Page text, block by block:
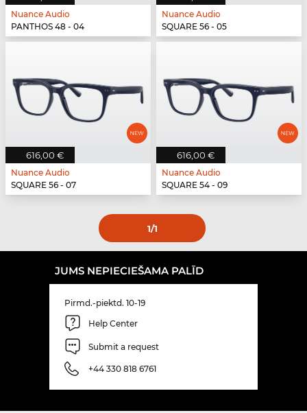
Nuance Audio
PANTHOS 48 - 04
Nuance Audio
SQUARE 56 - 05
616,00 €
Nuance Audio
SQUARE 56 - 07
616,00 €
Nuance Audio
SQUARE 54 - 09
1/1
JUMS NEPIECIEŠAMA PALĪD
Pirmd.-piektd. 10-19
Help Center
Submit a request
+44 330 818 6761